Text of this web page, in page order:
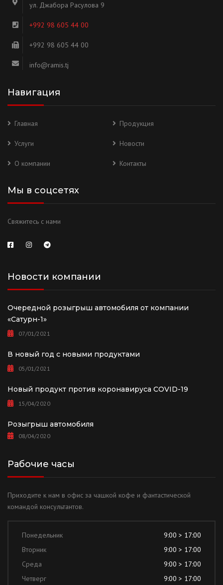
ул. Джабора Расулова 9
+992 98 605 44 00
+992 98 605 44 00
info@ramis.tj
Навигация
Главная Продукция
Услуги Новости
О компании Контакты
Мы в соцсетях
Свяжитесь с нами
Новости компании
Очередной розыгрыш автомобиля от компании
«Сатурн-1»
07/01/2021
В новый год с новыми продуктами
05/01/2021
Новый продукт против коронавируса COVID-19
15/04/2020
Розыгрыш автомобиля
08/04/2020
Рабочие часы
Приходите к нам в офис за чашкой кофе и фантастической
командой консультантов.
Понедельник
9:00 > 17:00
Вторник
9:00 > 17:00
Среда
9:00 > 17:00
Четверг
9:00 > 17:00